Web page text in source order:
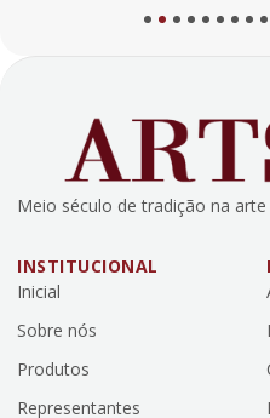
5 6 7 8 9 101112
Meio século de tradição na
INSTITUCIONAL
Inicial
Sobre nós
Produtos
Representantes